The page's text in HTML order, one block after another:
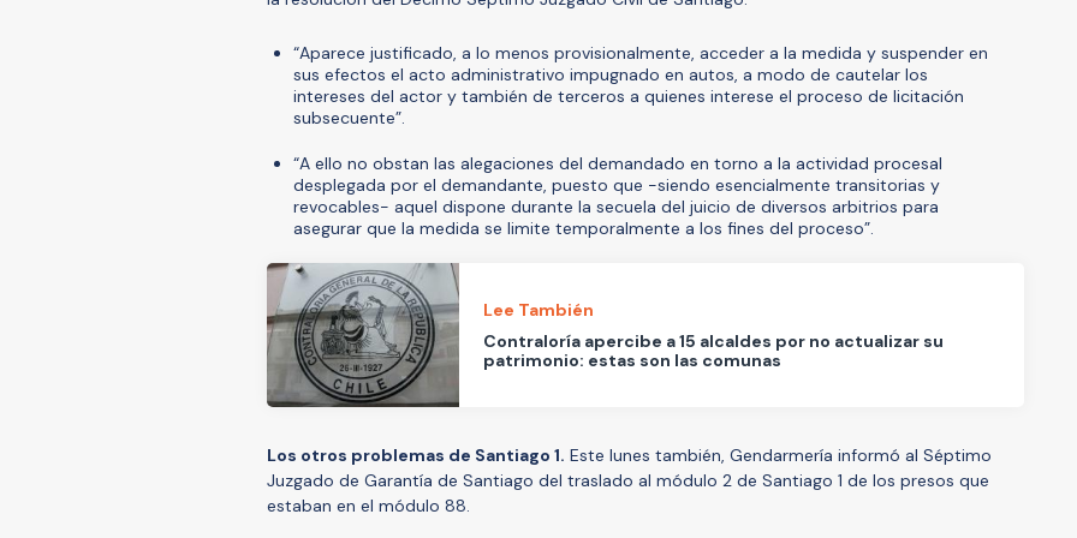
“Aparece justificado, a lo menos provisionalmente, acceder a la medida y suspender en
sus efectos el acto administrativo impugnado en autos, a modo de cautelar los
intereses del actor y también de terceros a quienes interese el proceso de licitación
subsecuente”.
“A ello no obstan las alegaciones del demandado en torno a la actividad procesal
desplegada por el demandante, puesto que -siendo esencialmente transitorias y
revocables- aquel dispone durante la secuela del juicio de diversos arbitrios para
asegurar que la medida se limite temporalmente a los fines del proceso”.
Lee También
Contraloría apercibe a 15 alcaldes por no actualizar su
patrimonio: estas son las comunas
Los otros problemas de Santiago 1. Este lunes también, Gendarmería informó al Séptimo
Juzgado de Garantía de Santiago del traslado al módulo 2 de Santiago 1 de los presos que
estaban en el módulo 88.